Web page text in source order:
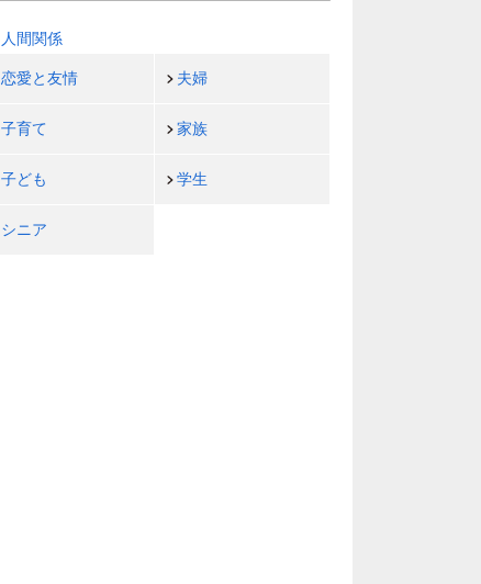
人間関係
恋愛と友情 夫婦
子育て 家族
子ども 学生
シニア